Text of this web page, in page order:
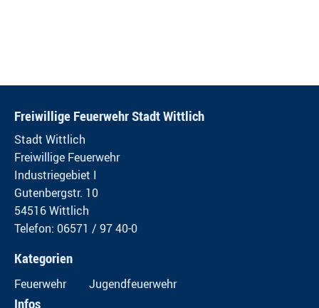
Freiwillige Feuerwehr Stadt Wittlich
Stadt Wittlich
Freiwillige Feuerwehr
Industriegebiet I
Gutenbergstr. 10
54516 Wittlich
Telefon: 06571 / 97 40-0
Kategorien
Feuerwehr Jugendfeuerwehr
Infos